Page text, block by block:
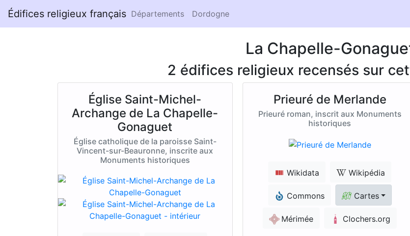
Édifices religieux français Départements Dordogne
La Chapelle-
2 édifices religieux recensés sur
Église Saint-Michel-
Archange de La Chapelle-
Gonaguet
Église catholique de la paroisse Saint-
Vincent-sur-Beauronne, inscrite aux
Monuments historiques
Prieuré de Merlande
Prieuré roman, inscrit aux Monuments
historiques
Wikidata Wikipédia
Commons Cartes
Mérimée Clochers.org